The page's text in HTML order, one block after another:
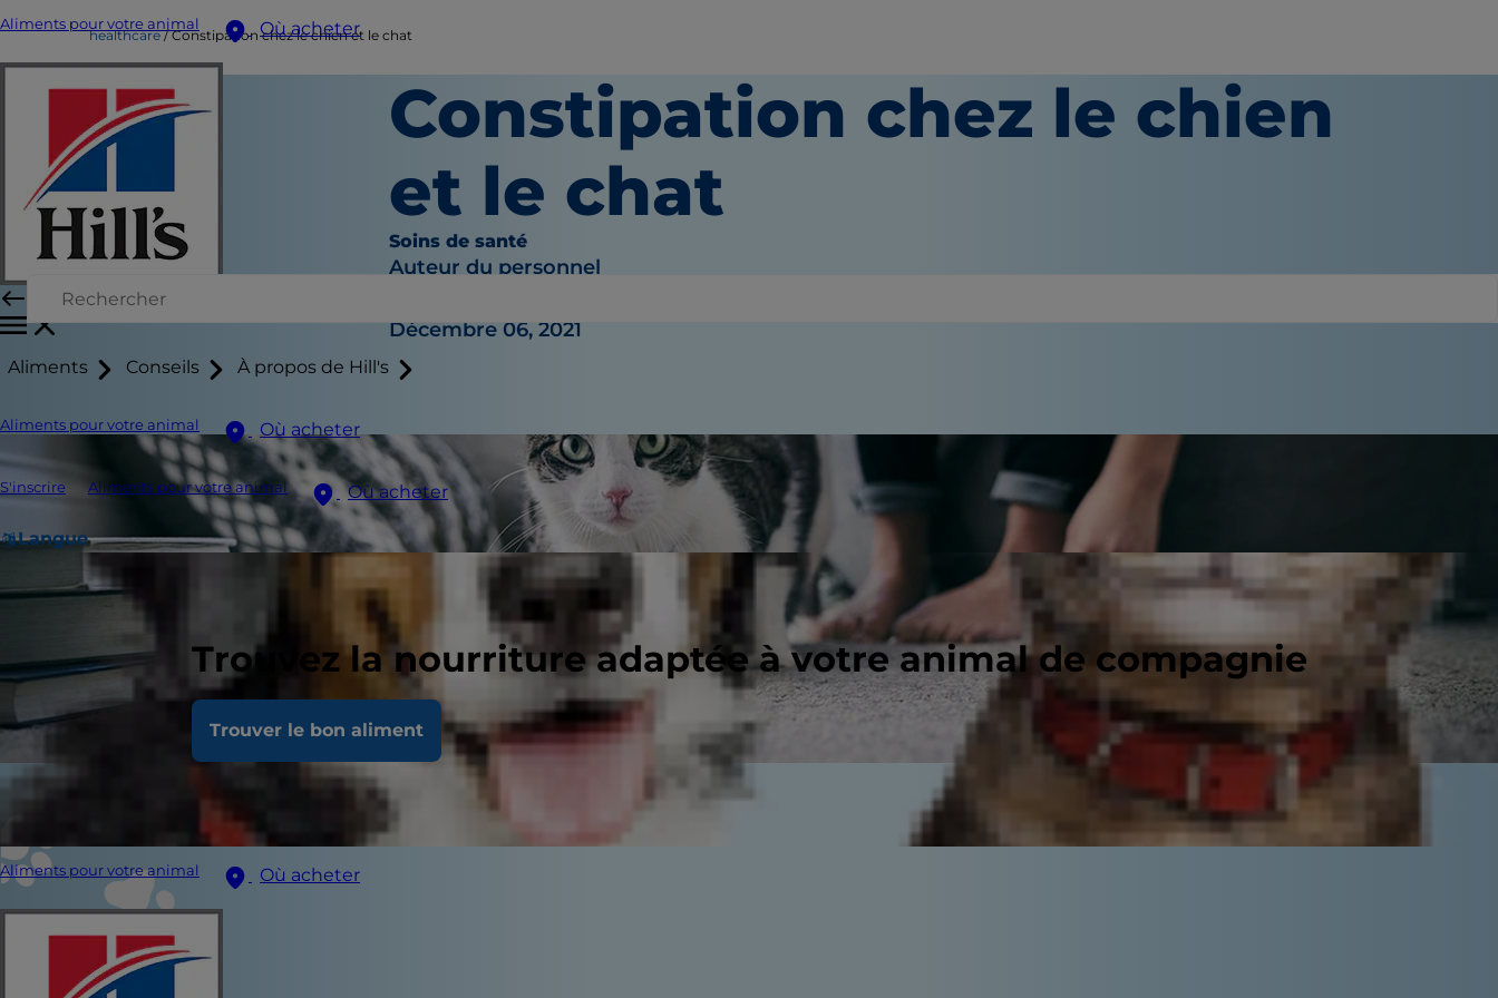
Aliments pour votre animal Où acheter
Aliments Conseils À propos de Hill's
Aliments pour votre animal Où acheter
S'inscrire Aliments pour votre animal Où acheter
Langue
Trouvez la nourriture adaptée à votre animal de compagnie
Trouver le bon aliment
Aliments pour votre animal Où acheter
healthcare Constipation chez le chien et le chat
Constipation chez le chien
et le chat
Soins de santé
Auteur du personnel
Décembre 06, 2021